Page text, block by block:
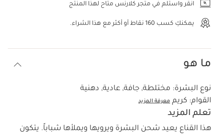
انقر واستلم في متجر كلارنس متاح لهذا المنتج
يمكنكِ كسب 160 نقاط أو أكثر مع هذا الشراء.
ما هو
نوع البشرة: مختلطة, جافة, عادية, دهنية
القوام: كريم معرفة المزيد
تعلم المزيد
هذا القناع يعيد شحن البشرة ويرويها ويملأها شباباً. يتكون